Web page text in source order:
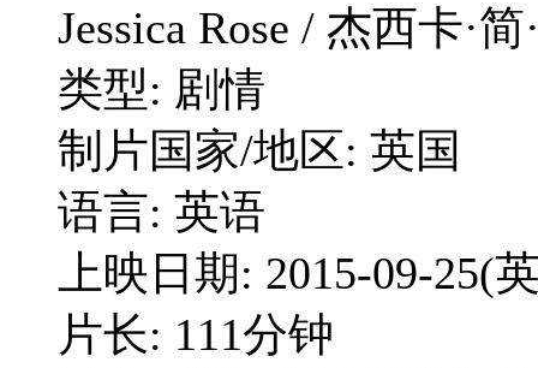
Jessica Rose / 杰西卡·
类型: 剧情
制片国家/地区: 英国
语言: 英语
上映日期: 2015-09-25(
片长: 111分钟